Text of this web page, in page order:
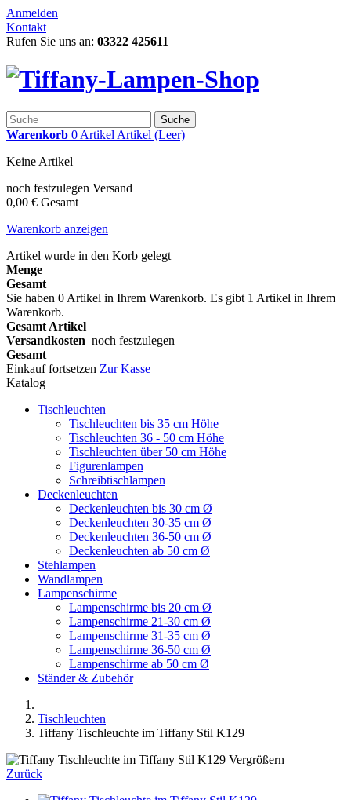
Anmelden
Kontakt
Rufen Sie uns an: 03322 425611
Suche
Warenkorb 0 Artikel Artikel (Leer)
Keine Artikel
noch festzulegen Versand
0,00 € Gesamt
Warenkorb anzeigen
Artikel wurde in den Korb gelegt
Menge
Gesamt
Sie haben 0 Artikel in Ihrem Warenkorb. Es gibt 1 Artikel in Ihrem
Warenkorb.
Gesamt Artikel
Versandkosten noch festzulegen
Gesamt
Einkauf fortsetzen Zur Kasse
Katalog
Tischleuchten
Tischleuchten bis 35 cm Höhe
Tischleuchten 36 - 50 cm Höhe
Tischleuchten über 50 cm Höhe
Figurenlampen
Schreibtischlampen
Deckenleuchten
Deckenleuchten bis 30 cm Ø
Deckenleuchten 30-35 cm Ø
Deckenleuchten 36-50 cm Ø
Deckenleuchten ab 50 cm Ø
Stehlampen
Wandlampen
Lampenschirme
Lampenschirme bis 20 cm Ø
Lampenschirme 21-30 cm Ø
Lampenschirme 31-35 cm Ø
Lampenschirme 36-50 cm Ø
Lampenschirme ab 50 cm Ø
Ständer & Zubehör
Tischleuchten
Tiffany Tischleuchte im Tiffany Stil K129
Vergrößern
Zurück